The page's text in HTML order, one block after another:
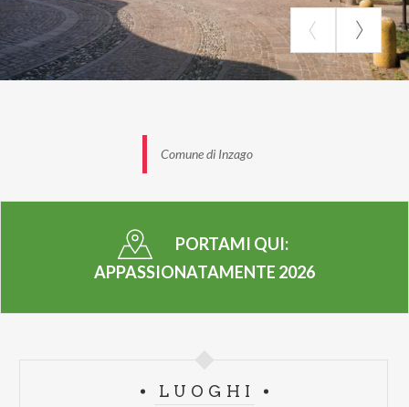
Comune di Inzago
PORTAMI QUI:
APPASSIONATAMENTE 2026
LUOGHI